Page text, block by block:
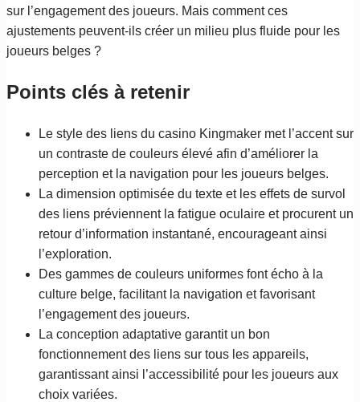
sur l’engagement des joueurs. Mais comment ces
ajustements peuvent-ils créer un milieu plus fluide pour les
joueurs belges ?
Points clés à retenir
Le style des liens du casino Kingmaker met l’accent sur
un contraste de couleurs élevé afin d’améliorer la
perception et la navigation pour les joueurs belges.
La dimension optimisée du texte et les effets de survol
des liens préviennent la fatigue oculaire et procurent un
retour d’information instantané, encourageant ainsi
l’exploration.
Des gammes de couleurs uniformes font écho à la
culture belge, facilitant la navigation et favorisant
l’engagement des joueurs.
La conception adaptative garantit un bon
fonctionnement des liens sur tous les appareils,
garantissant ainsi l’accessibilité pour les joueurs aux
choix variées.